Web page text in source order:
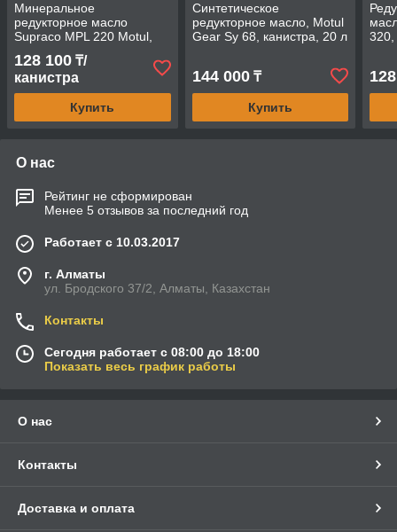
Минеральное
редукторное масло
Supraco MPL 220 Motul,
канистра, 20 л
128 100 ₸/
канистра
Купить
Синтетическое
редукторное масло, Motul
Gear Sy 68, канистра, 20 л
144 000₸
Купить
320,
О нас
Рейтинг не сформирован
Менее 5 отзывов за последний год
Работает с 10.03.2017
г. Алматы
ул. Бродского 37/2, Алматы, Казахстан
Контакты
Сегодня работает с 08:00 до 18:00
Показать весь график работы
О нас
Контакты
Доставка и оплата